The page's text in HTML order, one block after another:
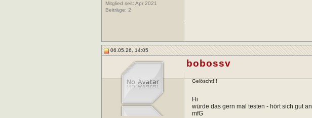
Mitglied seit: Apr 2021
Beiträge: 2
06.05.26, 14:05
bobossv
Gelöscht!!!
Hi
würde das gern mal testen - hört sich gut an
mfG